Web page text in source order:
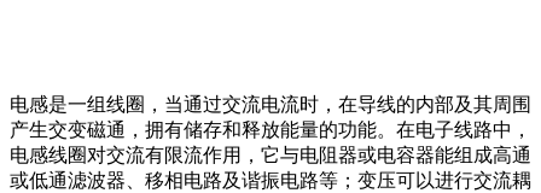
电感是一组线圈，当通过交流电流时，在导线的内部及其周围
产生交变磁通，拥有储存和释放能量的功能。在电子线路中，
电感线圈对交流有限流作用，它与电阻器或电容器能组成高通
或低通滤波器、移相电路及谐振电路等；变压可以进行交流耦